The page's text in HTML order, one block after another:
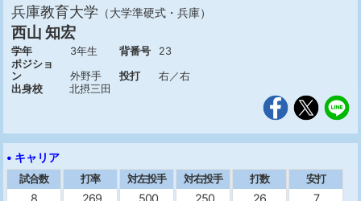
兵庫教育大学 （大学準硬式・兵庫）
西山 知宏
学年 3年生 背番号
23
ポジショ
ン
外野手 投打
右／右
出身校
北摂三田
• キャリア
試合数
8
打率
.269
対左投手
.500
対右投手
.250
打数
26
安打
7